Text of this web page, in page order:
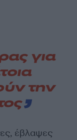
για
την
έβλαψες